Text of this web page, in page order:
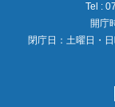
Tel :
開庁
閉庁日：土曜日・